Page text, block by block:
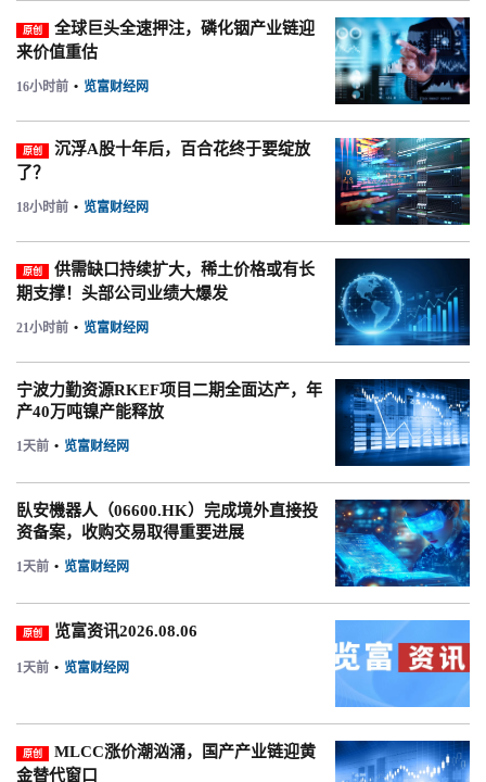
原创
全球巨头全速押注，磷化铟产业链迎
来价值重估
16小时前 • 览富财经网
原创
沉浮A股十年后，百合花终于要绽放
了？
18小时前 • 览富财经网
原创
供需缺口持续扩大，稀土价格或有长
期支撑！头部公司业绩大爆发
21小时前 • 览富财经网
宁波力勤资源RKEF项目二期全面达产，年
产40万吨镍产能释放
1天前 • 览富财经网
臥安機器人（06600.HK）完成境外直接投
资备案，收购交易取得重要进展
1天前 • 览富财经网
原创 览富资讯2026.08.06
1天前 • 览富财经网
原创
MLCC涨价潮汹涌，国产产业链迎黄
金替代窗口